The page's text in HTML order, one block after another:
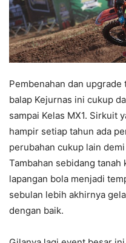
Pembenahan dan
balap Kejurnas ini cukup
sampai Kelas MX1. Sirkuit
hampir setiap tahun ada
perubahan cukup lain
Tambahan sebidang
lapangan bola menjadi
sebulan lebih akhirnya
dengan baik.